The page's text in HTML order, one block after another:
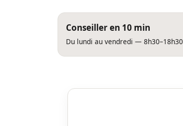
Conseiller en 10 min
Du lundi au vendredi — 8h30–18h30